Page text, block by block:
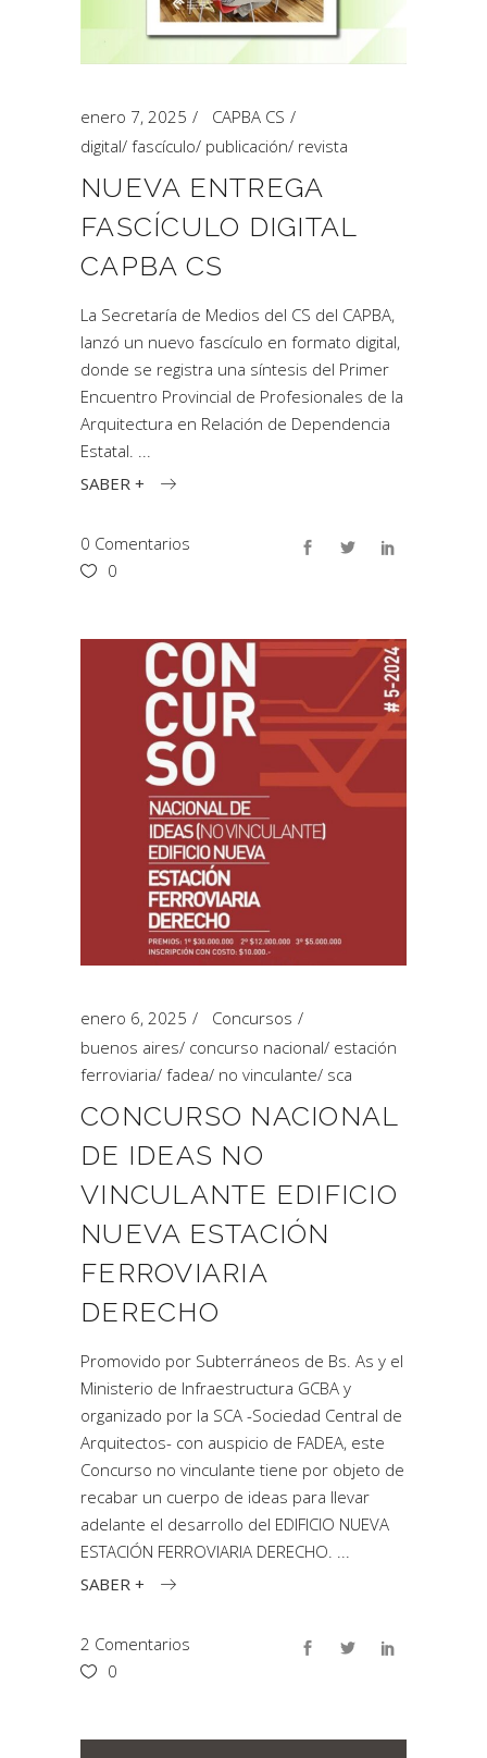
enero 7, 2025
CAPBA CS
digital/ fascículo/ publicación/ revista
NUEVA ENTREGA
FASCÍCULO DIGITAL
CAPBA CS
La Secretaría de Medios del CS del CAPBA,
lanzó un nuevo fascículo en formato digital,
donde se registra una síntesis del Primer
Encuentro Provincial de Profesionales de la
Arquitectura en Relación de Dependencia
Estatal.
SABER +
0 Comentarios
0
enero 6, 2025
Concursos
buenos aires/ concurso nacional/ estación
ferroviaria/ fadea/ no vinculante/ sca
CONCURSO NACIONAL
DE IDEAS NO
VINCULANTE EDIFICIO
NUEVA ESTACIÓN
FERROVIARIA
DERECHO
Promovido por Subterráneos de Bs. As y el
Ministerio de Infraestructura GCBA y
organizado por la SCA -Sociedad Central de
Arquitectos- con auspicio de FADEA, este
Concurso no vinculante tiene por objeto de
recabar un cuerpo de ideas para llevar
adelante el desarrollo del EDIFICIO NUEVA
ESTACIÓN FERROVIARIA DERECHO.
SABER +
2 Comentarios
0